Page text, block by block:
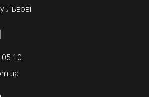
Львові
10